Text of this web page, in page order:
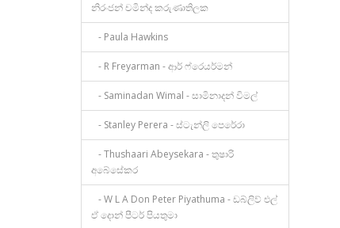
නිරංජන් චමින්ද කරුණාතිලක
- Paula Hawkins
- R Freyarman - ආර් ෆ්රෙයර්මන්
- Saminadan Wimal - සාමිනාදන් විමල්
- Stanley Perera - ස්ටැන්ලි පෙරේරා
- Thushaari Abeysekara - තුෂාරි
අබේසේකර
- W L A Don Peter Piyathuma - ඩබ්ලිව් එල්
ඒ දොන් පීටර් පියතුමා